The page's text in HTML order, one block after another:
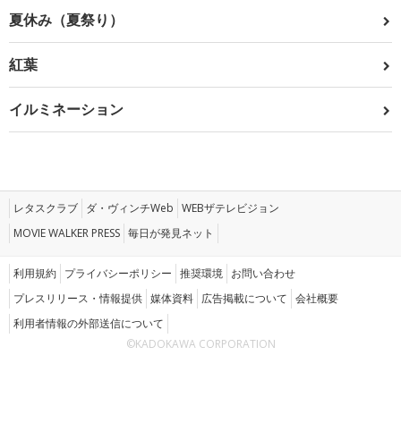
夏休み（夏祭り）
紅葉
イルミネーション
レタスクラブ ダ・ヴィンチWeb WEBザテレビジョン
MOVIE WALKER PRESS 毎日が発見ネット
利用規約 プライバシーポリシー 推奨環境 お問い合わせ
プレスリリース・情報提供 媒体資料 広告掲載について 会社概要
利用者情報の外部送信について
©KADOKAWA CORPORATION